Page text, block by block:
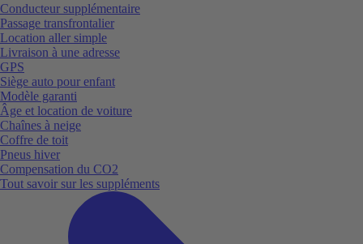
Conducteur supplémentaire
Passage transfrontalier
Location aller simple
Livraison à une adresse
GPS
Siège auto pour enfant
Modèle garanti
Âge et location de voiture
Chaînes à neige
Coffre de toit
Pneus hiver
Compensation du CO2
Tout savoir sur les suppléments